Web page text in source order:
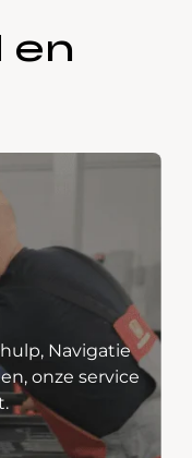
en
Navigatie
onze service